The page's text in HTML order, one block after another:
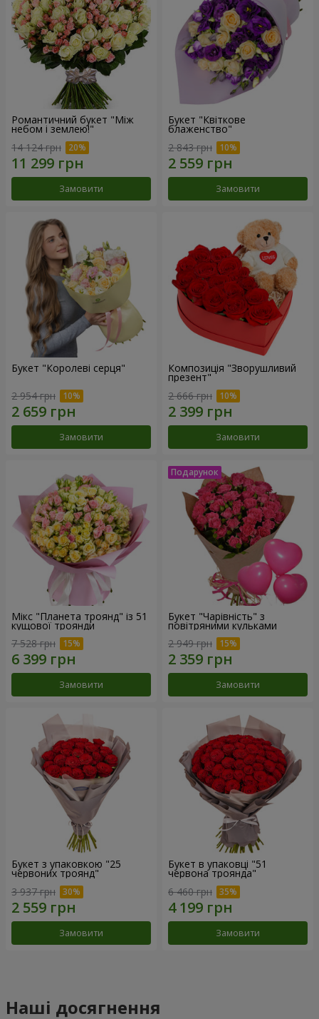
Романтичний букет "Між
небом і землею!"
14 124 грн
Замовити
Букет "Квіткове
блаженство"
2 843 грн
Замовити
Букет "Королеві серця"
2 954 грн
Замовити
Композиція "Зворушливий
презент"
2 666 грн
Замовити
Мікс "Планета троянд" із 51
кущової троянди
7 528 грн
Замовити
Букет "Чарівність" з
повітряними кульками
2 949 грн
Замовити
Букет з упаковкою "25
червоних троянд"
3 937 грн
Замовити
Букет в упаковці "51
червона троянда"
6 460 грн
Замовити
Наші досягнення